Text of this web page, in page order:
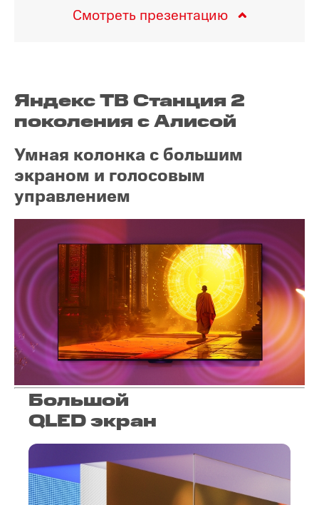
Смотреть презентацию
Яндекс ТВ Станция 2
поколения с Алисой
Умная колонка с большим
экраном и голосовым
управлением
Большой
QLED экран